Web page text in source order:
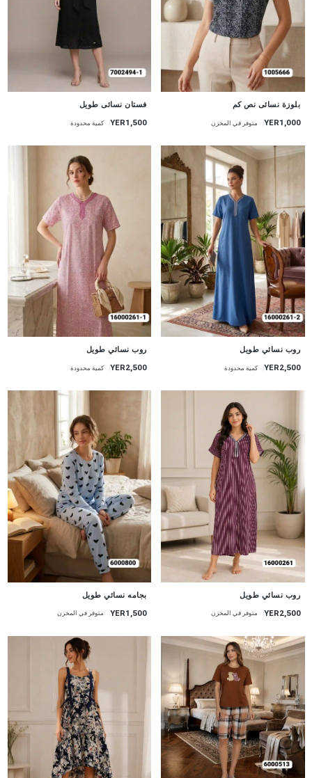
بلوزة نسائى نص كم
YER1,000 متوفر في المخزن
فستان نسائى طويل
YER1,500 كمية محدودة
روب نسائي طويل
YER2,500 كمية محدودة
روب نسائي طويل
YER2,500 كمية محدودة
روب نسائي طويل
YER2,500 متوفر في المخزن
بجامه نسائي طويل
YER1,500 متوفر في المخزن